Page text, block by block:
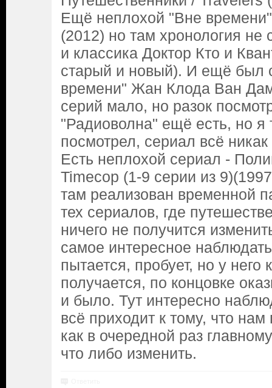
Ещё неплохой "Вне
(2012) но там хронология не
и классика Доктор Кто и
старый и новый). И ещё был
времени" Жан Клода Ван
серий мало, но разок
"Радиоволна" ещё есть, но я
посмотрел, сериал всё
Есть неплохой сериал -
Timecop (1-9 серии из
там реализован временной
тех сериалов, где
ничего не получится
самое интересное
пытается, пробует, но у него
получается, по концовке
и было. Тут интересно
всё приходит к тому, что
как в очередной раз
что либо изменить.